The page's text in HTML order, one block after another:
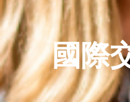
技
大
學
國
際
務
國際